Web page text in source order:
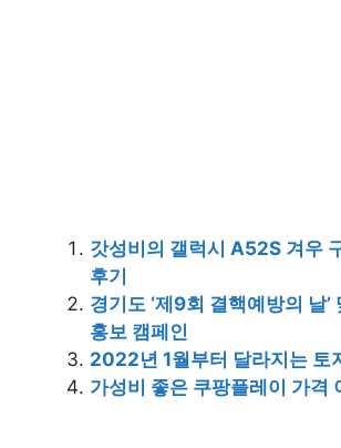
갓성비의 갤럭시 A52S 겨우
후기
경기도 ‘제9회 결핵예방의 날’
홍보 캠페인
2022년 1월부터 달라지는 토
가성비 좋은 쿠팡플레이 가격